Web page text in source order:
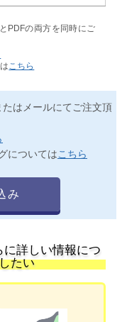
PDFの両方を同時にご
こちら
はメールにてご注文頂
についてはこちら
み
詳しい情報につ
たい